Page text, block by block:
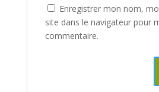
Enregistrer mon nom,
site dans le navigateur pour
commentaire.